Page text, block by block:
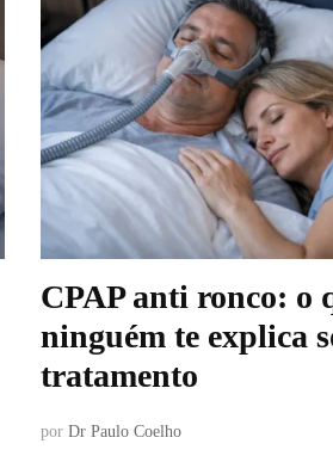
CPAP anti ronco: o
ninguém te explica
tratamento
por Dr Paulo Coelho